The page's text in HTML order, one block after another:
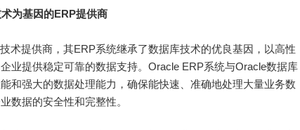
为基因的ERP提供商
提供商，其ERP系统继承了数据库技术的优良基因，以高性
业提供稳定可靠的数据支持。Oracle ERP系统与Oracle数据库
和强大的数据处理能力，确保能快速、准确地处理大量业务数
数据的安全性和完整性。